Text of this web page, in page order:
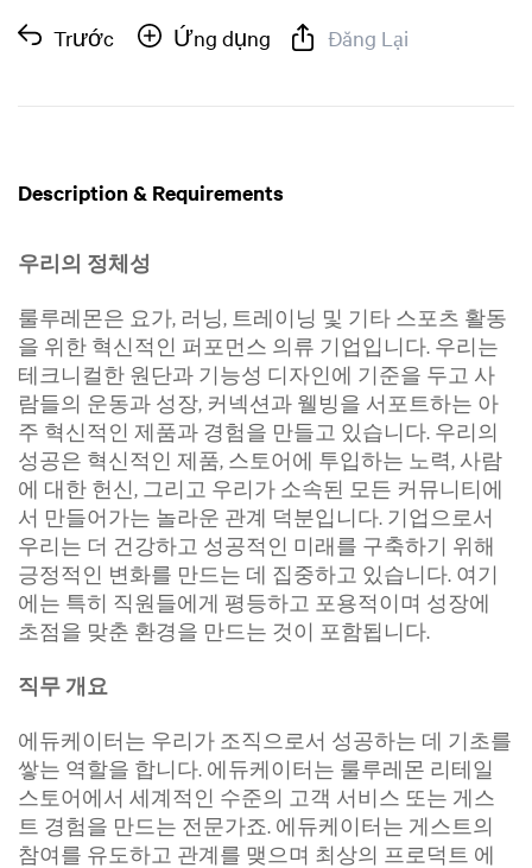
Trước Ứng dụng Đăng Lại
Description & Requirements
우리의 정체성
룰루레몬은 요가, 러닝, 트레이닝 및 기타 스포츠 활동
을 위한 혁신적인 퍼포먼스 의류 기업입니다. 우리는
테크니컬한 원단과 기능성 디자인에 기준을 두고 사
람들의 운동과 성장, 커넥션과 웰빙을 서포트하는 아
주 혁신적인 제품과 경험을 만들고 있습니다. 우리의
성공은 혁신적인 제품, 스토어에 투입하는 노력, 사람
에 대한 헌신, 그리고 우리가 소속된 모든 커뮤니티에
서 만들어가는 놀라운 관계 덕분입니다. 기업으로서
우리는 더 건강하고 성공적인 미래를 구축하기 위해
긍정적인 변화를 만드는 데 집중하고 있습니다. 여기
에는 특히 직원들에게 평등하고 포용적이며 성장에
초점을 맞춘 환경을 만드는 것이 포함됩니다.
직무 개요
에듀케이터는 우리가 조직으로서 성공하는 데 기초를
쌓는 역할을 합니다. 에듀케이터는 룰루레몬 리테일
스토어에서 세계적인 수준의 고객 서비스 또는 게스
트 경험을 만드는 전문가죠. 에듀케이터는 게스트의
참여를 유도하고 관계를 맺으며 최상의 프로덕트 에